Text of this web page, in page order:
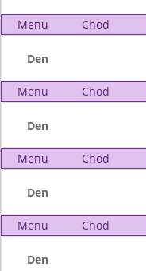
Menu Chod
Den
Menu Chod
Den
Menu Chod
Den
Menu Chod
Den